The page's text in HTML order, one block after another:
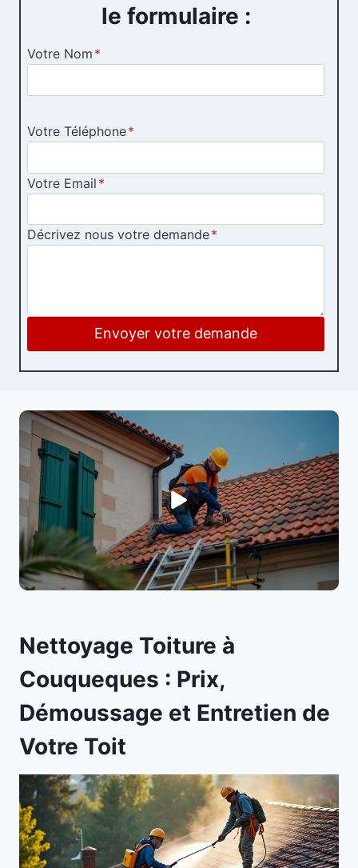
le formulaire :
Votre Nom *
Votre Téléphone*
Votre Email *
Décrivez nous votre demande*
Envoyer votre demande
Nettoyage Toiture à
Couqueques : Prix,
Démoussage et Entretien de
Votre Toit